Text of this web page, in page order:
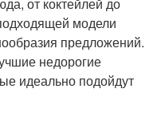
от коктейлей до
модели
предложений.
недорогие
идеально подойдут